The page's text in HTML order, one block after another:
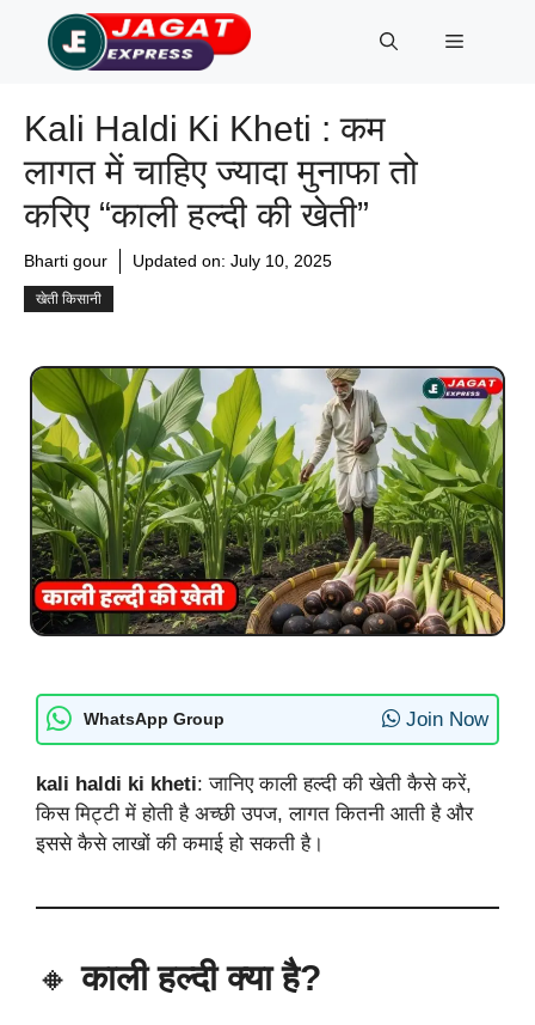
content
Menu
Kali Haldi Ki Kheti : कम
लागत में चाहिए ज्यादा मुनाफा तो
करिए “काली हल्दी की खेती”
Bharti gour Updated on: July 10, 2025
खेती किसानी
WhatsApp Group Join Now
kali haldi ki kheti: जानिए काली हल्दी की खेती कैसे करें,
किस मिट्टी में होती है अच्छी उपज, लागत कितनी आती है और
इससे कैसे लाखों की कमाई हो सकती है।
🔸काली हल्दी क्या है?